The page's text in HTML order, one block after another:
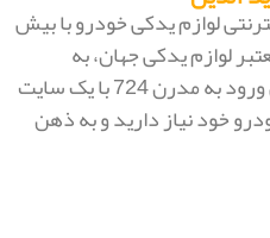
لوازم یدکی خودرو با بیش
لوازم یدکی جهان، به
بزرگ‌ترین فروشگاه اینترنتی ایران تبدیل شود. به محض ورود به مدرن 724 با یک سایت
خود نیاز دارید و به ذهن